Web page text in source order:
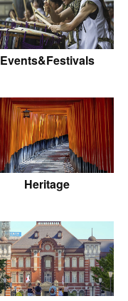
Events&Festivals
Heritage